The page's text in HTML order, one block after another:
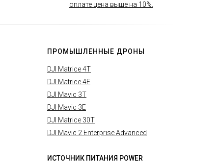
оплате цена выше на 10%.
ПРОМЫШЛЕННЫЕ ДРОНЫ
DJI Matrice 4T
DJI Matrice 4E
DJI Mavic 3T
DJI Mavic 3E
DJI Matrice 30T
DJI Mavic 2 Enterprise Advanced
ИСТОЧНИК ПИТАНИЯ POWER